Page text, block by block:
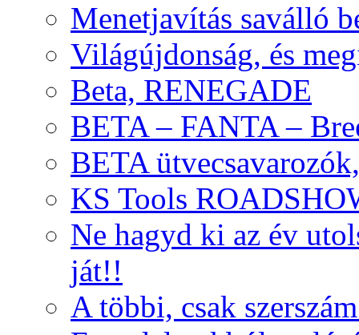
Menetjavítás saválló
Világújdonság, és
Beta, RENEGADE
BETA – FANTA –
BETA
KS Tools
Ne hagyd ki az év
ját!!
A többi, csak